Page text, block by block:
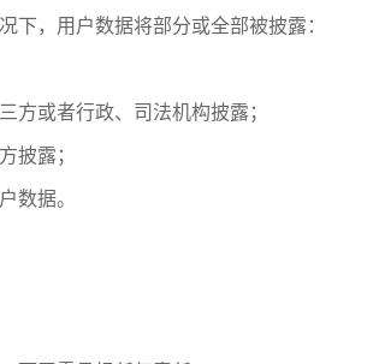
下，用户数据将部分或全部被披露：
方或者行政、司法机构披露；
披露；
数据。